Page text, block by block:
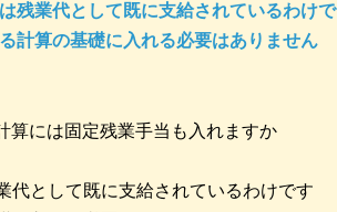
残業代として既に支給されているわけで
計算の基礎に入れる必要はありません
算には固定残業手当も入れますか
代として既に支給されているわけです